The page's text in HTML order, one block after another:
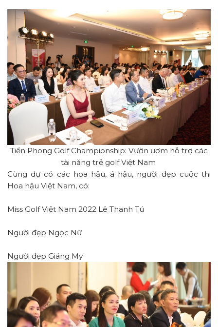
Tiền Phong Golf Championship: Vườn ươm hỗ trợ các
tài năng trẻ golf Việt Nam
Cùng dự có các hoa hậu, á hậu, người đẹp cuộc thi
Hoa hậu Việt Nam, có:
Miss Golf Việt Nam 2022 Lê Thanh Tú
Người đẹp Ngọc Nữ
Người đẹp Giáng My